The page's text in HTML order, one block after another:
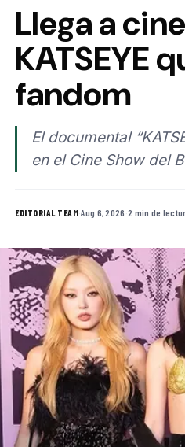
Llega a
KATSEYE
fandom
El documental
en el Cine Show del
EDITORIAL TEAM·Aug 6, 2026 ·2 min de